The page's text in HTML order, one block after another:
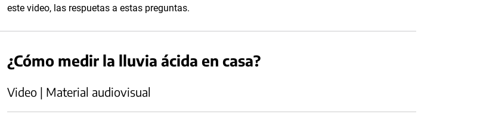
este video, las respuetas a estas preguntas.
¿Cómo medir la lluvia ácida en casa?
Video | Material audiovisual